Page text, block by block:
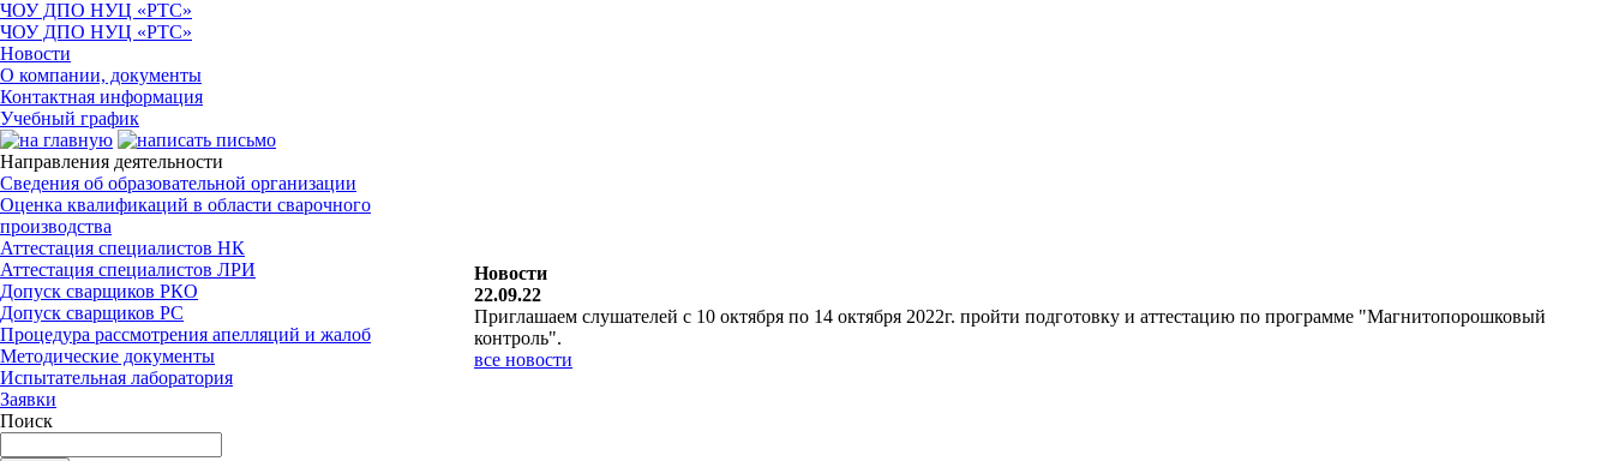
ЧОУ ДПО НУЦ «РТС»
ЧОУ ДПО НУЦ «РТС»
Новости
О компании, документы
Контактная информация
Учебный график
Направления деятельности
Сведения об образовательной организации
Оценка квалификаций в области сварочного
производства
Аттестация специалистов НК
Аттестация специалиcтов ЛРИ
Допуск сварщиков РКО
Допуск сварщиков РС
Процедура рассмотрения апелляций и жалоб
Методические документы
Испытательная лаборатория
Заявки
Поиск
Новости
22.09.22
Приглашаем слушателей с 10 октября по 14 октября 2022г. пройти подготовку и аттестацию по программе "Магнитопорошковый
контроль".
все новости